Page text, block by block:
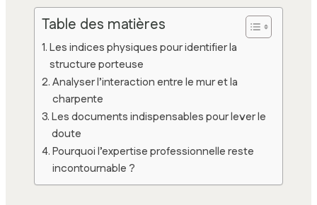
Table des matières
Les indices physiques pour identifier la
structure porteuse
Analyser l’interaction entre le mur et la
charpente
Les documents indispensables pour lever le
doute
Pourquoi l’expertise professionnelle reste
incontournable ?